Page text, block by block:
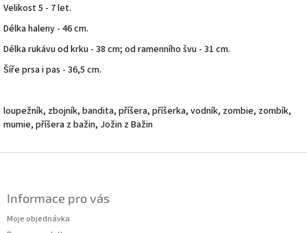
Velikost 5 - 7 let.
Délka haleny - 46 cm.
Délka rukávu od krku - 38 cm; od ramenního švu - 31 cm.
Šíře prsa i pas - 36,5 cm.
loupežník, zbojník, bandita, příšera, příšerka, vodník, zombie, zombík,
mumie, příšera z bažin, Jožin z Bažin
Informace pro vás
Moje objednávka